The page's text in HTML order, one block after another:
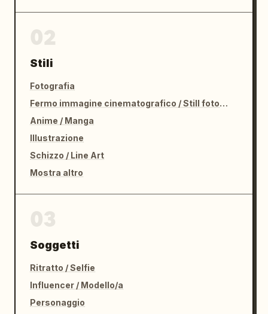
Stili
Fotografia
Fermo immagine cinematografico / Still fotografico
Anime / Manga
Illustrazione
Schizzo / Line Art
Mostra altro
Soggetti
Ritratto / Selfie
Influencer / Modello/a
Personaggio